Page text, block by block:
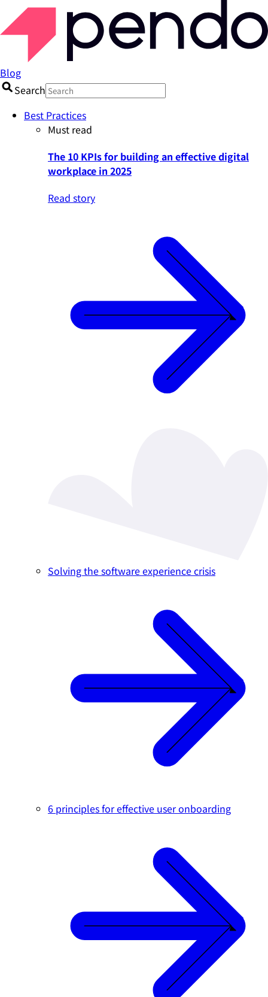
Blog
Search
Best Practices
Must read
The 10 KPIs for building an effective digital
workplace in 2025
Read story
Solving the software experience crisis
6 principles for effective user onboarding